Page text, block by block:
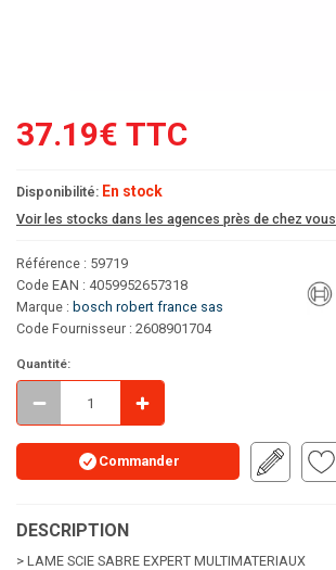
37.19€ TTC
Disponibilité: En stock
Voir les stocks dans les agences près de chez vous
Référence : 59719
Code EAN : 4059952657318
Marque : bosch robert france sas
Code Fournisseur : 2608901704
Quantité:
Commander
DESCRIPTION
> LAME SCIE SABRE EXPERT MULTIMATERIAUX